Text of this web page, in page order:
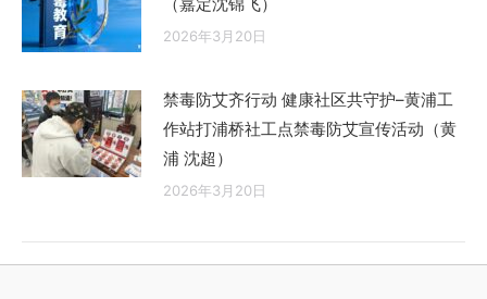
2026年3月20日
禁毒防艾齐行动 健康社区共守护–黄浦工
作站打浦桥社工点禁毒防艾宣传活动（黄
浦 沈超）
2026年3月20日